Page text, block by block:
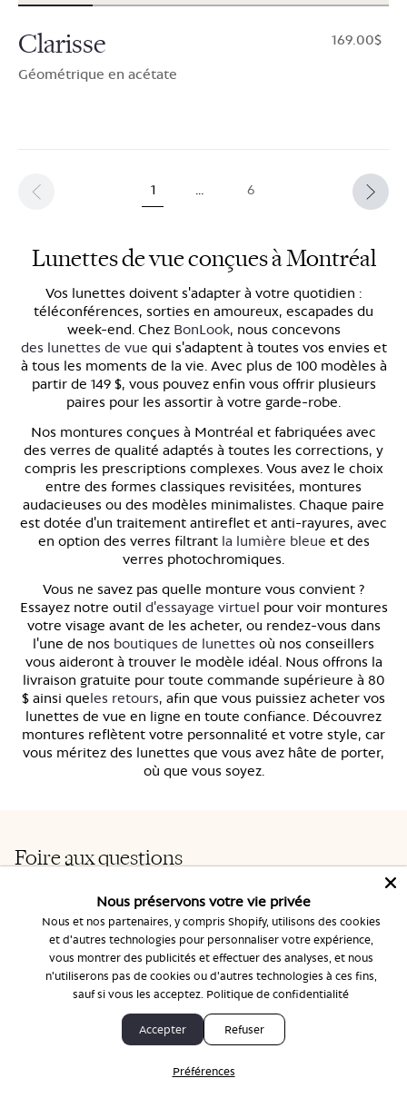
Clarisse
Géométrique en acétate
$169.00
1 … 6
Lunettes de vue conçues à Montréal
Vos lunettes doivent s'adapter à votre quotidien :
téléconférences, sorties en amoureux, escapades du
week-end. Chez BonLook, nous concevons
des lunettes de vue qui s'adaptent à toutes vos envies et
à tous les moments de la vie. Avec plus de 100 modèles à
partir de 149 $, vous pouvez enfin vous offrir plusieurs
paires pour les assortir à votre garde-robe.
Nos montures conçues à Montréal et fabriquées avec
des verres de qualité adaptés à toutes les corrections, y
compris les prescriptions complexes. Vous avez le choix
entre des formes classiques revisitées, montures
audacieuses ou des modèles minimalistes. Chaque paire
est dotée d'un traitement antireflet et anti-rayures, avec
en option des verres filtrant la lumière bleue et des
verres photochromiques.
Vous ne savez pas quelle monture vous convient ?
Essayez notre outil d'essayage virtuel pour voir montures
votre visage avant de les acheter, ou rendez-vous dans
l'une de nos boutiques de lunettes où nos conseillers
vous aideront à trouver le modèle idéal. Nous offrons la
livraison gratuite pour toute commande supérieure à 80
$ ainsi queles retours, afin que vous puissiez acheter vos
lunettes de vue en ligne en toute confiance. Découvrez
montures reflètent votre personnalité et votre style, car
vous méritez des lunettes que vous avez hâte de porter,
où que vous soyez.
Foire aux questions
Comment puis-je me procurer des lunettes de vue si
j'ai déjà mon ordonnance ?
Vous pouvez commander des lunettes de vue en ligne en
paiement. La plupart des ordonnances indiquent l'écart
cylindrique et l'axe. BonLook accepte tous les types
Comment choisir des lunettes de vue adaptées à la
forme de mon visage ?
boutique vous proposeront des conseils personnalisés
Puis-je ajouter un filtre anti-lumière bleue à mes
Nous préservons votre vie privée
Nous et nos partenaires, y compris Shopify, utilisons des cookies
et d'autres technologies pour personnaliser votre expérience,
vous montrer des publicités et effectuer des analyses, et nous
n'utiliserons pas de cookies ou d'autres technologies à ces fins,
sauf si vous les acceptez. Politique de confidentialité
Accepter Refuser
Préférences